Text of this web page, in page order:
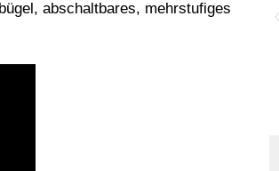
abschaltbares, mehrstufiges